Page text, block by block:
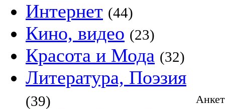
Интернет (44)
Кино, видео (23)
Красота и Мода (32)
Литература, Поэзия
(39)